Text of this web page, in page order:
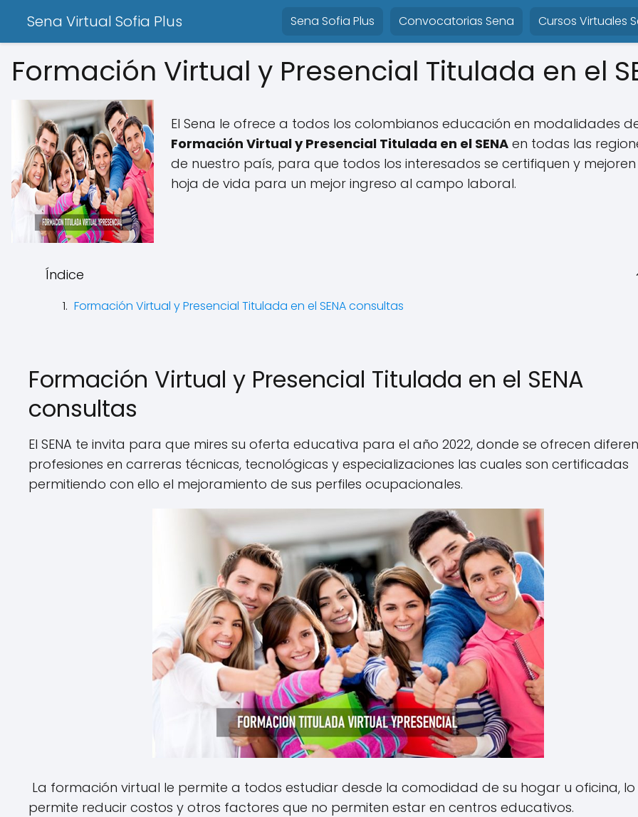
Sena Virtual Sofia Plus Sena Sofia Plus Convocatorias Sena Cursos Virtuales
Formación Virtual y Presencial Titulada en el
El Sena le ofrece a todos los colombianos educación en modalidades
Formación Virtual y Presencial Titulada en el SENA en todas las
de nuestro país, para que todos los interesados se certifiquen y mejoren
hoja de vida para un mejor ingreso al campo laboral.
Índice
Formación Virtual y Presencial Titulada en el SENA consultas
Formación Virtual y Presencial Titulada en el SENA
consultas
El SENA te invita para que mires su oferta educativa para el año 2022, donde se ofrecen
profesiones en carreras técnicas, tecnológicas y especializaciones las cuales son certificadas
permitiendo con ello el mejoramiento de sus perfiles ocupacionales.
La formación virtual le permite a todos estudiar desde la comodidad de su hogar u oficina, lo
permite reducir costos y otros factores que no permiten estar en centros educativos.